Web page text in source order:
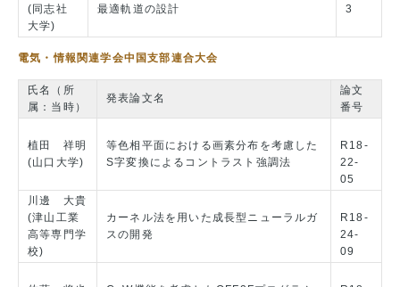
(同志社
大学)
最適軌道の設計
3
電気・情報関連学会中国支部連合大会
氏名（所
属：当時）
発表論文名
論文
番号
植田 祥明
(山口大学)
等色相平面における画素分布を考慮した
S字変換によるコントラスト強調法
R18-
22-
05
川邊 大貴
(津山工業
高等専門学
校)
カーネル法を用いた成長型ニューラルガ
スの開発
R18-
24-
09